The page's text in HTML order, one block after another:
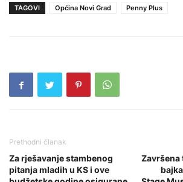
TAGOVI
Općina Novi Grad Penny Plus
Prethodni članak
Za rješavanje stambenog
pitanja mladih u KS i ove
Završena